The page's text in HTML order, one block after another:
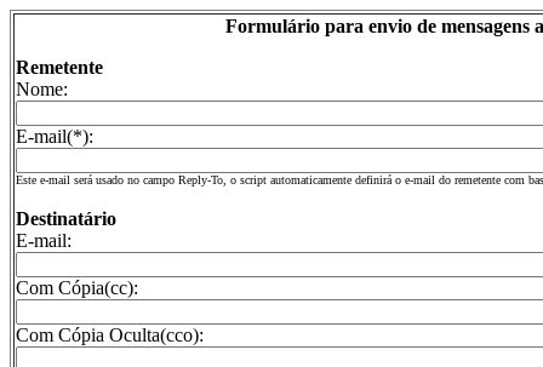
Formulário para envio de mensagens
Remetente
Nome:
E-mail(*):
Este e-mail será usado no campo Reply-To, o script automaticamente definirá o e-mail do remetente com
Destinatário
E-mail:
Com Cópia(cc):
Com Cópia Oculta(cco):